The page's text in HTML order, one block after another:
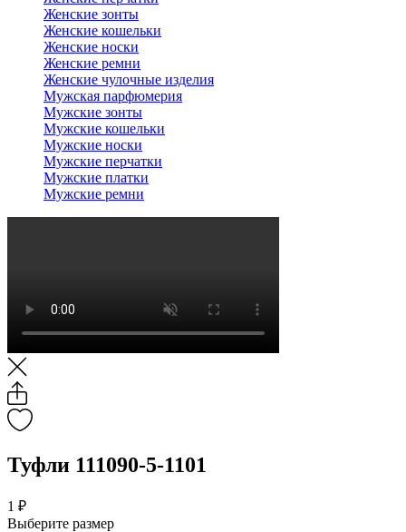
Женские зонты
Женские кошельки
Женские носки
Женские ремни
Женские чулочные изделия
Мужская парфюмерия
Мужские зонты
Мужские кошельки
Мужские носки
Мужские перчатки
Мужские платки
Мужские ремни
Туфли 111090-5-1101
1 ₽
Выберите размер